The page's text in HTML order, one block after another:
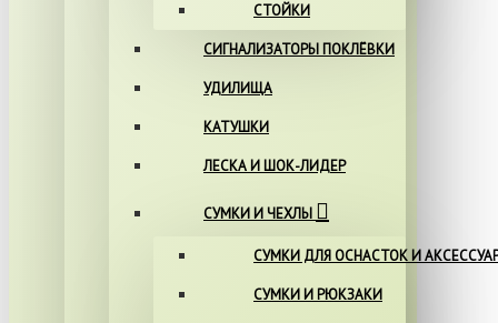
СТОЙКИ
СИГНАЛИЗАТОРЫ ПОКЛЁВКИ
УДИЛИЩА
КАТУШКИ
ЛЕСКА И ШОК-ЛИДЕР
СУМКИ И ЧЕХЛЫ
СУМКИ ДЛЯ ОСНАСТОК И
СУМКИ И РЮКЗАКИ